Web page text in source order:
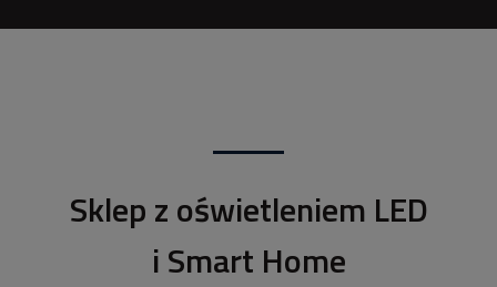
Sklep z oświetleniem LED
i Smart Home